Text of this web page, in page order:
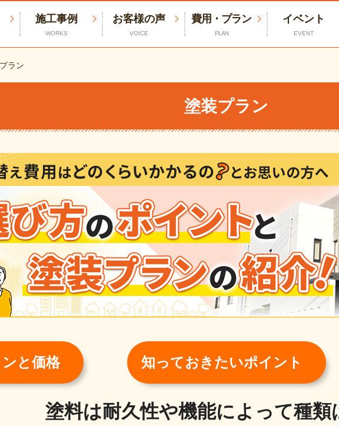
施工事例
WORKS
お客様の声
VOICE
費用・プラン
PLAN
イベント
EVENT
ラン
塗装プラン
と価格 知っておきたいポイント
塗料は耐久性や機能によって種類